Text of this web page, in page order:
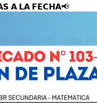
𝗔 𝗟𝗔 𝗙𝗘𝗖𝗛𝗔📢